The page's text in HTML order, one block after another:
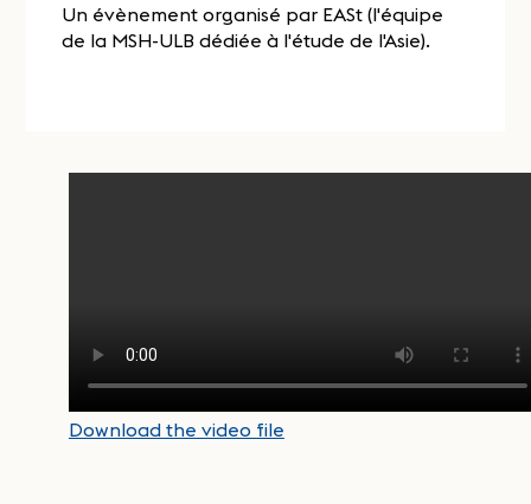
Un évènement organisé par EASt (l'équipe
de la MSH-ULB dédiée à l'étude de l'Asie).
Download the video file